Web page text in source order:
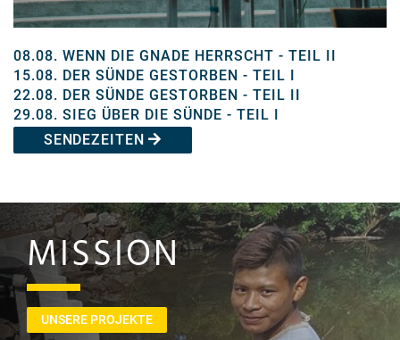
08.08. WENN DIE GNADE HERRSCHT - TEIL II
15.08. DER SÜNDE GESTORBEN - TEIL I
22.08. DER SÜNDE GESTORBEN - TEIL II
29.08. SIEG ÜBER DIE SÜNDE - TEIL I
SENDEZEITEN
MISSION
UNSERE PROJEKTE